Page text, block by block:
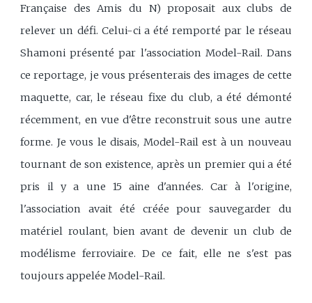
Française des Amis du N) proposait aux clubs de
relever un défi. Celui-ci a été remporté par le réseau
Shamoni présenté par l'association Model-Rail. Dans
ce reportage, je vous présenterais des images de cette
maquette, car, le réseau fixe du club, a été démonté
récemment, en vue d'être reconstruit sous une autre
forme. Je vous le disais, Model-Rail est à un nouveau
tournant de son existence, après un premier qui a été
pris il y a une 15 aine d'années. Car à l'origine,
l'association avait été créée pour sauvegarder du
matériel roulant, bien avant de devenir un club de
modélisme ferroviaire. De ce fait, elle ne s'est pas
toujours appelée Model-Rail.